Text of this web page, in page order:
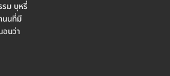
รม บุหรี่
นนที่มี
อนว่า